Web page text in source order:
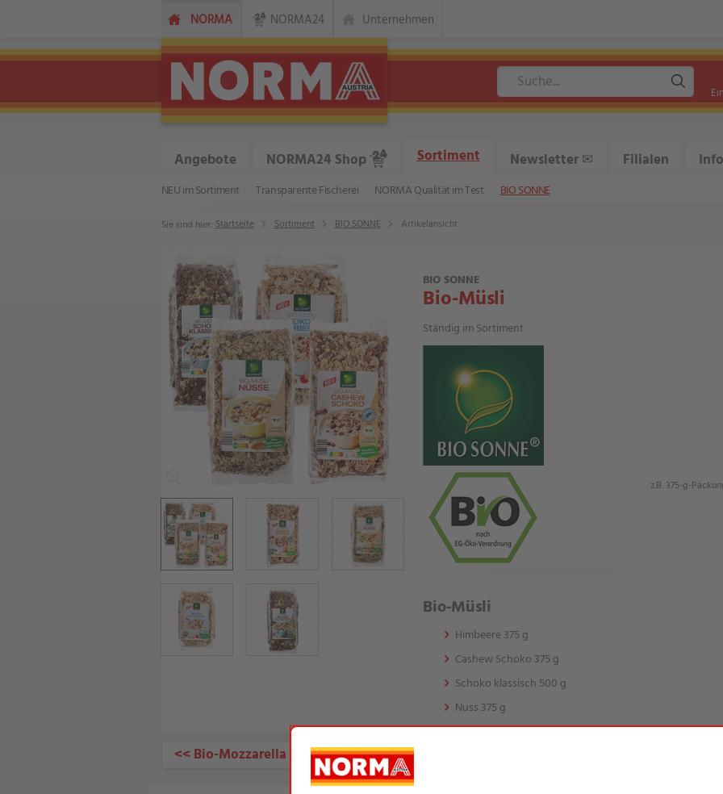
NORMA NORMA24 Unternehmen
Angebote NORMA24 Shop Sortiment
NEU im Sortiment Transparente Fischerei NORMA Qualität im Test BIO SONNE
Newsletter ✉ Filialen
Sie sind hier: Startseite Sortiment BIO SONNE Artikelansicht
BIO SONNE
Bio-Müsli
Ständig im Sortiment
z.B. 375-g-
Bio-Müsli
Himbeere 375 g
Cashew Schoko 375 g
Schoko klassisch 500 g
Nuss 375 g
<< Bio-Mozzarella